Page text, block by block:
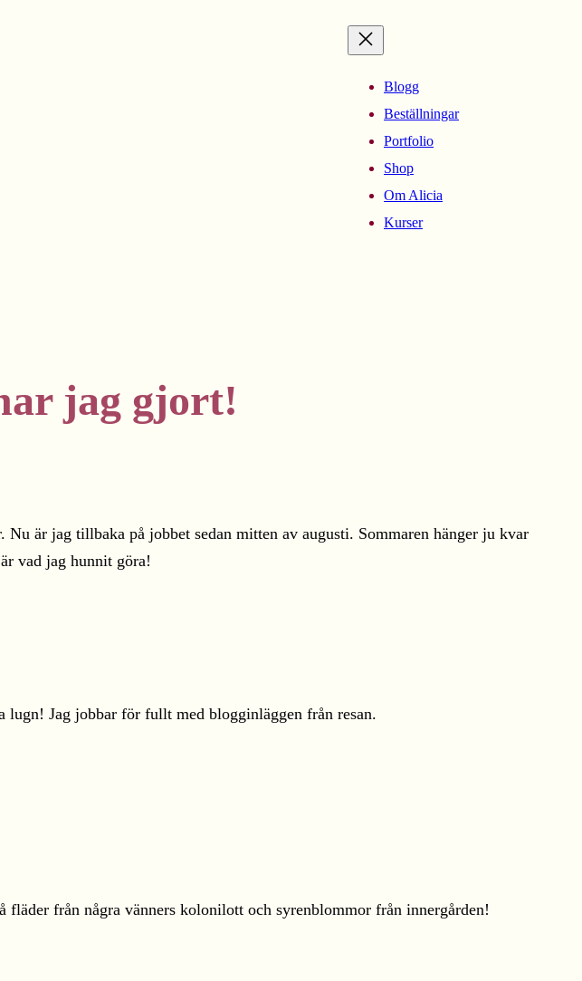
Blogg
Beställningar
Portfolio
Shop
Om Alicia
Kurser
jag gjort!
Nu är jag tillbaka på jobbet sedan mitten av augusti. Sommaren hänger ju kvar
vad jag hunnit göra!
lugn! Jag jobbar för fullt med blogginläggen från resan.
från några vänners kolonilott och syrenblommor från innergården!